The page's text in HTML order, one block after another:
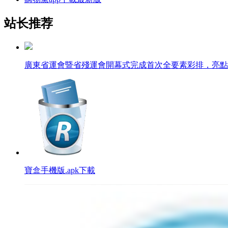
站长推荐
廣東省運會暨省殘運會開幕式完成首次全要素彩排，亮
寶盒手機版.apk下載